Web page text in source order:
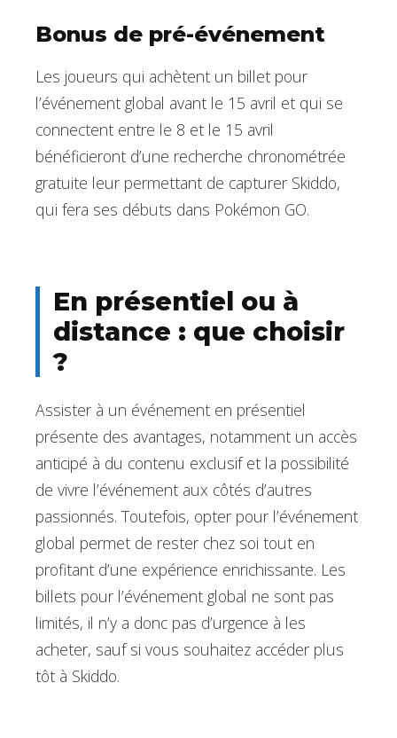
Bonus de pré-événement
Les joueurs qui achètent un billet pour
l’événement global avant le 15 avril et qui se
connectent entre le 8 et le 15 avril
bénéficieront d’une recherche chronométrée
gratuite leur permettant de capturer Skiddo,
qui fera ses débuts dans Pokémon GO.
En présentiel ou à
distance : que choisir
?
Assister à un événement en présentiel
présente des avantages, notamment un accès
anticipé à du contenu exclusif et la possibilité
de vivre l’événement aux côtés d’autres
passionnés. Toutefois, opter pour l’événement
global permet de rester chez soi tout en
profitant d’une expérience enrichissante. Les
billets pour l’événement global ne sont pas
limités, il n’y a donc pas d’urgence à les
acheter, sauf si vous souhaitez accéder plus
tôt à Skiddo.